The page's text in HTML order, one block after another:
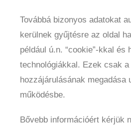
Továbbá bizonyos adatokat
kerülnek gyűjtésre az oldal
például ú.n. “cookie”-kkal és
technológiákkal. Ezek csak
hozzájárulásának megadása
működésbe.
Bővebb információért kérjük